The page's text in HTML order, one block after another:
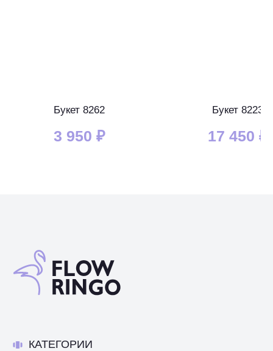
Букет 8262
3 950 ₽
Букет 8223
17 450 ₽
КАТЕГОРИИ